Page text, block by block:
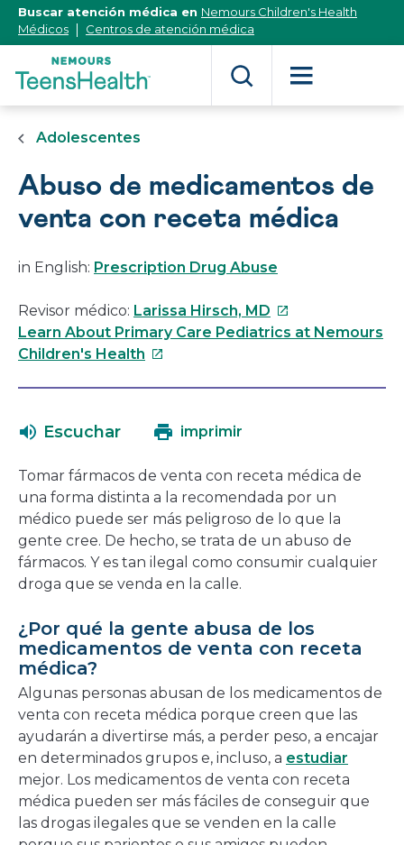
[Skip
Content]
Buscar atención médica en Nemours Children's Health
Médicos
Centros de atención médica
Adolescentes
Abuso de medicamentos de
venta con receta médica
in English: Prescription Drug Abuse
Revisor médico: Larissa Hirsch, MD Este
enlace
Learn About Primary Care Pediatrics at Nemours
Children's Health Este
en
nueva
ventana
Escuchar imprimir
Tomar fármacos de venta con receta médica de
una forma distinta a la recomendada por un
médico puede ser más peligroso de lo que la
gente cree. De hecho, se trata de un abuso de
fármacos. Y es tan ilegal como consumir cualquier
droga que se venda en la calle.
¿Por qué la gente abusa de los
medicamentos de venta con receta
médica?
Algunas personas abusan de los medicamentos de
venta con receta médica porque creen que las
ayudarán a divertirse más, a perder peso, a encajar
en determinados grupos e, incluso, a estudiar
mejor. Los medicamentos de venta con receta
médica pueden ser más fáciles de conseguir que
las drogas ilegales que se venden en la calle